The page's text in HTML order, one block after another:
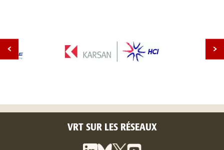
VRT SUR LES RÉSEAUX